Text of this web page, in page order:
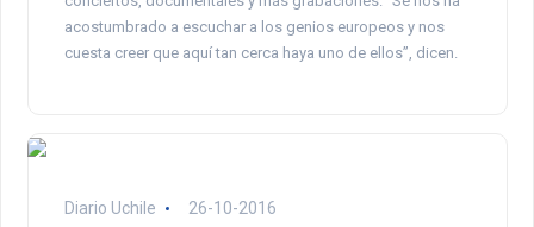
acostumbrado a escuchar a los genios europeos y nos
cuesta creer que aquí tan cerca haya uno de ellos”, dicen.
Diario Uchile 26-10-2016